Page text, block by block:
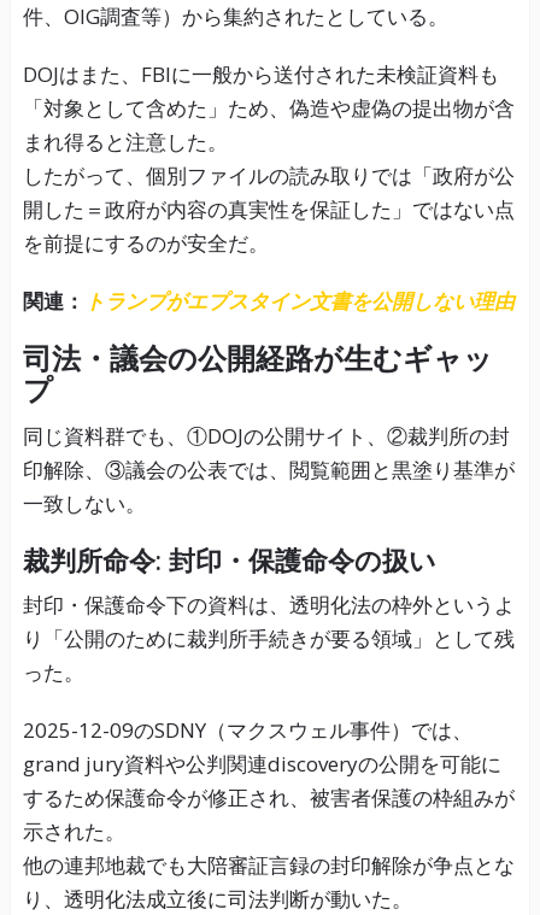
件、OIG調査等）から集約されたとしている。
DOJはまた、FBIに一般から送付された未検証資料も
「対象として含めた」ため、偽造や虚偽の提出物が含
まれ得ると注意した。
したがって、個別ファイルの読み取りでは「政府が公
開した＝政府が内容の真実性を保証した」ではない点
を前提にするのが安全だ。
関連： トランプがエプスタイン文書を公開しない理由
司法・議会の公開経路が生むギャッ
プ
同じ資料群でも、①DOJの公開サイト、②裁判所の封
印解除、③議会の公表では、閲覧範囲と黒塗り基準が
一致しない。
裁判所命令: 封印・保護命令の扱い
封印・保護命令下の資料は、透明化法の枠外というよ
り「公開のために裁判所手続きが要る領域」として残
った。
2025-12-09のSDNY（マクスウェル事件）では、
grand jury資料や公判関連discoveryの公開を可能に
するため保護命令が修正され、被害者保護の枠組みが
示された。
他の連邦地裁でも大陪審証言録の封印解除が争点とな
り、透明化法成立後に司法判断が動いた。